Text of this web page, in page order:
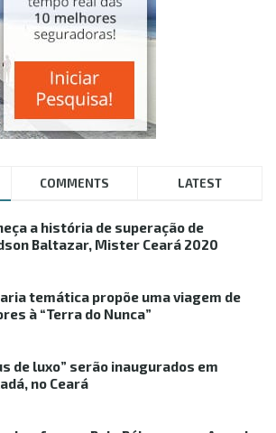
COMMENTS LATEST
a história de superação de
Baltazar, Mister Ceará 2020
temática propõe uma viagem de
à “Terra do Nunca”
de luxo” serão inaugurados em
no Ceará